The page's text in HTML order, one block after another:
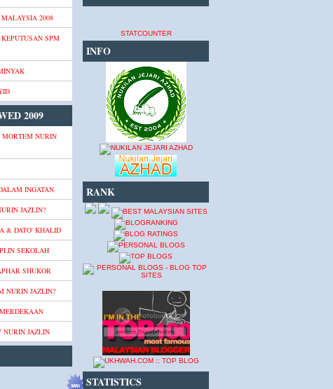
2008
SPM
2009
NURIN
INGATAN
JAZLIN?
& DATO' KHALID
SEKOLAH
SHUKOR
NURIN JAZLIN?
NURIN JAZLIN
STATCOUNTER
INFO
RANK
STATISTICS